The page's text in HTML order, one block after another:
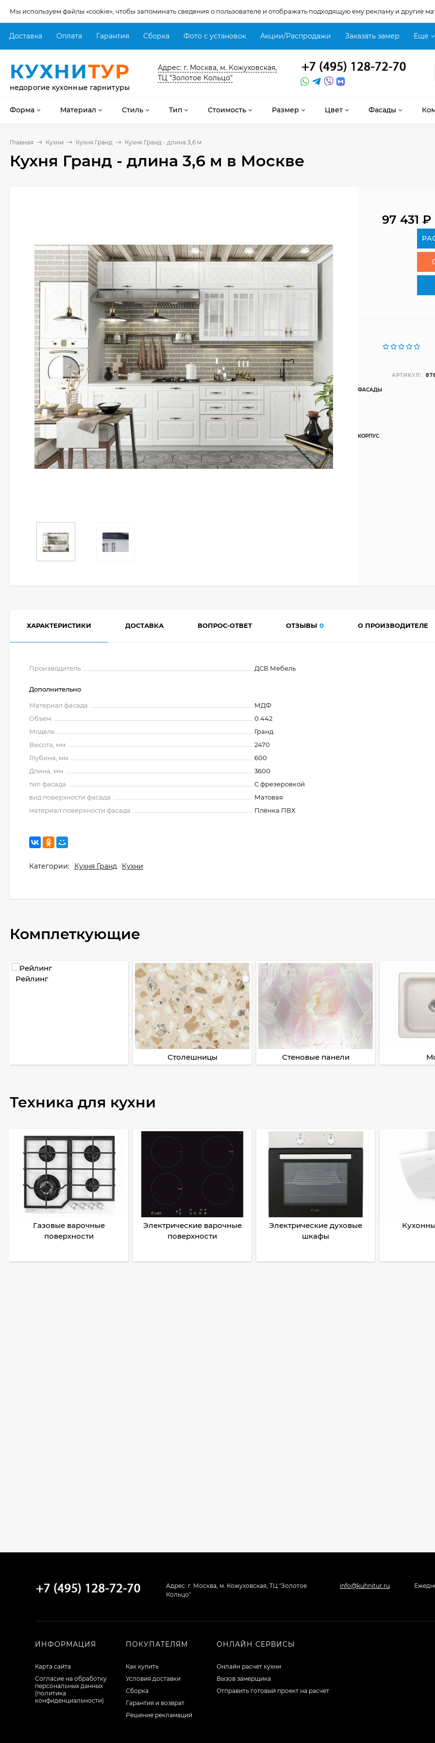
Мы используем файлы «cookie», чтобы запоминать сведения о пользователе и отображать подходящую ему рекламу и другие
Доставка Оплата Гарантия Сборка Фото с установок Акции/Распродажи Заказать замер Еще
КУХНИТУР
недорогие кухонные гарнитуры
Адрес: г. Москва, м. Кожуховская,
ТЦ "Золотое Кольцо"
Форма Материал Стиль Тип Стоимость Размер Цвет Фасады
Главная Кухни Кухня Гранд Кухня Гранд - длина 3,6 м
Кухня Гранд - длина 3,6 м в Москве
97 431₽
АРТИКУЛ:
ФАСАДЫ
КОРПУС
ХАРАКТЕРИСТИКИ ДОСТАВКА ВОПРОС-ОТВЕТ ОТЗЫВЫ 0 О ПРОИЗВОДИТЕЛЕ
Производитель ДСВ Мебель
Дополнительно
Материал фасада
МДФ
Объем
0.442
Модель
Гранд
Высота, мм
2470
Глубина, мм
600
Длина, мм
3600
тип фасада
С фрезеровкой
вид поверхности фасада
Матовая
материал поверхности фасада
Плёнка ПВХ
Категории: Кухня Гранд Кухни
Комплеткующие
Рейлинг
Столешницы Стеновые панели
Техника для кухни
Газовые варочные
поверхности
Электрические варочные
поверхности
Электрические духовые
шкафы
Адрес: г. Москва, м. Кожуховская, ТЦ "Золотое
Кольцо"
info@kuhnitur.ru
ИНФОРМАЦИЯ
Карта сайта
Согласие на обработку
персональных данных
(политика
конфиденциальности)
ПОКУПАТЕЛЯМ
Как купить
Условия доставки
Сборка
Гарантия и возврат
Решение рекламаций
ОНЛАЙН СЕРВИСЫ
Онлайн расчет кухни
Вызов замерщика
Отправить готовый проект на расчет